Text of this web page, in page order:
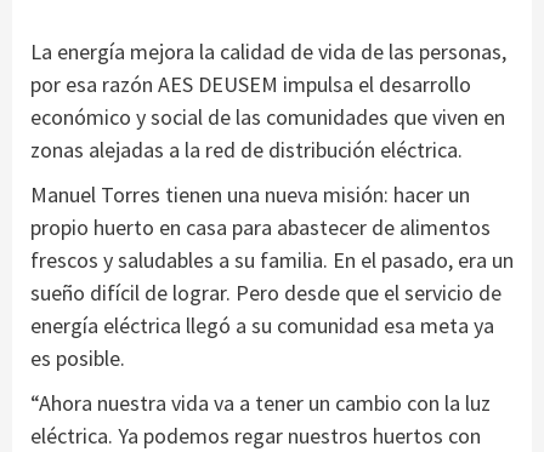
La energía mejora la calidad de vida de las personas,
por esa razón AES DEUSEM impulsa el desarrollo
económico y social de las comunidades que viven en
zonas alejadas a la red de distribución eléctrica.
Manuel Torres tienen una nueva misión: hacer un
propio huerto en casa para abastecer de alimentos
frescos y saludables a su familia. En el pasado, era un
sueño difícil de lograr. Pero desde que el servicio de
energía eléctrica llegó a su comunidad esa meta ya
es posible.
“Ahora nuestra vida va a tener un cambio con la luz
eléctrica. Ya podemos regar nuestros huertos con